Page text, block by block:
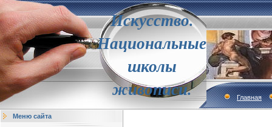
Искусство.
Национальные
школы
живописи.
Главная
Меню сайта